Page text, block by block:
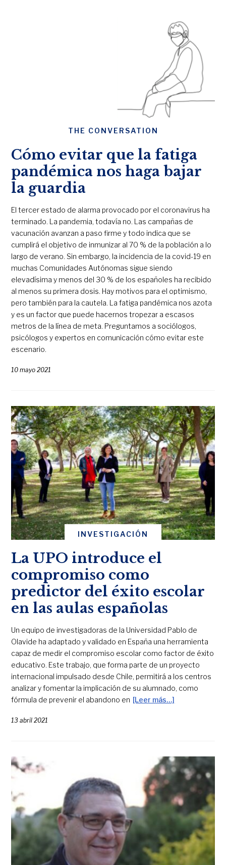
THE CONVERSATION
Cómo evitar que la fatiga
pandémica nos haga bajar
la guardia
El tercer estado de alarma provocado por el coronavirus ha
terminado. La pandemia, todavía no. Las campañas de
vacunación avanzan a paso firme y todo indica que se
cumplirá el objetivo de inmunizar al 70 % de la población a lo
largo de verano. Sin embargo, la incidencia de la covid-19 en
muchas Comunidades Autónomas sigue siendo
elevadísima y menos del 30 % de los españoles ha recibido
al menos su primera dosis. Hay motivos para el optimismo,
pero también para la cautela. La fatiga pandémica nos azota
y es un factor que puede hacernos tropezar a escasos
metros de la línea de meta. Preguntamos a sociólogos,
psicólogos y expertos en comunicación cómo evitar este
escenario.
10 mayo 2021
INVESTIGACIÓN
La UPO introduce el
compromiso como
predictor del éxito escolar
en las aulas españolas
Un equipo de investigadoras de la Universidad Pablo de
Olavide ha adaptado y validado en España una herramienta
capaz de medir el compromiso escolar como factor de éxito
educativo. Este trabajo, que forma parte de un proyecto
internacional impulsado desde Chile, permitirá a los centros
analizar y fomentar la implicación de su alumnado, como
fórmula de prevenir el abandono en [Leer más…]
13 abril 2021